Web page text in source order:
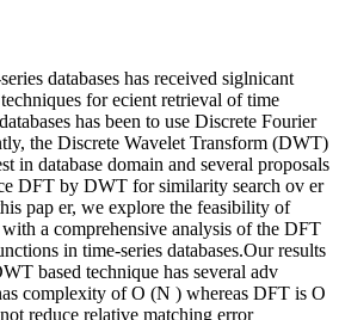
databases has received siglnicant
for ecient retrieval of time
has been to use Discrete Fourier
the Discrete Wavelet Transform (DWT)
in database domain and several proposals
DFT by DWT for similarity search ov er
pap er, we explore the feasibility of
a comprehensive analysis of the DFT
in time-series databases.Our results
based technique has several adv
complexity of O (N ) whereas DFT is O
reduce relative matching error